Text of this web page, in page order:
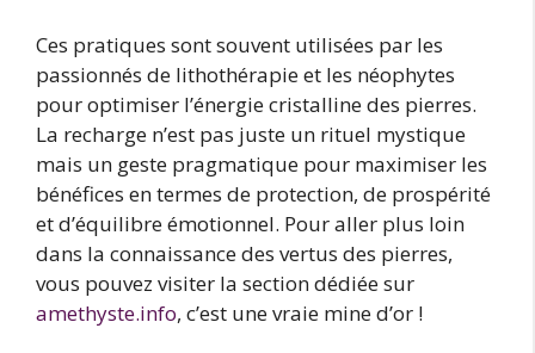
Ces pratiques sont souvent utilisées par les
passionnés de lithothérapie et les néophytes
pour optimiser l’énergie cristalline des pierres.
La recharge n’est pas juste un rituel mystique
mais un geste pragmatique pour maximiser les
bénéfices en termes de protection, de prospérité
et d’équilibre émotionnel. Pour aller plus loin
dans la connaissance des vertus des pierres,
vous pouvez visiter la section dédiée sur
amethyste.info, c’est une vraie mine d’or !